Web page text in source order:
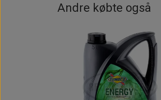
Andre købte også